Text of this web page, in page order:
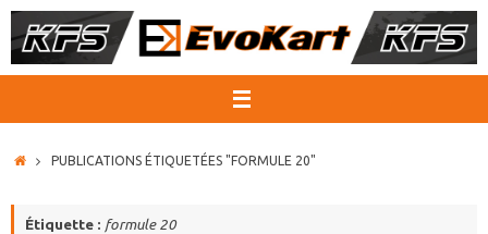
Passer
au
ACCUEIL
PUBLICATIONS ÉTIQUETÉES "FORMULE 20"
Étiquette : formule 20